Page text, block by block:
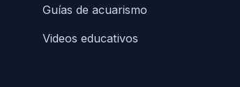
Guías de acuarismo
Videos educativos